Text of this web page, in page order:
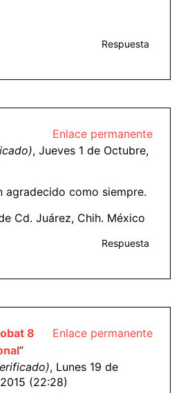
Respuesta
Enlace permanente
, Jueves 1 de Octubre,
agradecido como siempre.
Cd. Juárez, Chih. México
Respuesta
Enlace permanente
8
”
, Lunes 19 de
(22:28)